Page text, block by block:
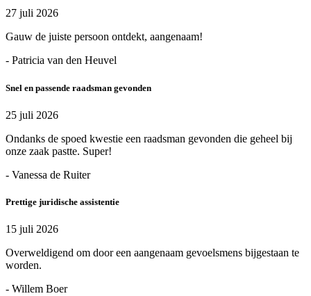
27 juli 2026
Gauw de juiste persoon ontdekt, aangenaam!
- Patricia van den Heuvel
Snel en passende raadsman gevonden
25 juli 2026
Ondanks de spoed kwestie een raadsman gevonden die geheel bij
onze zaak pastte. Super!
- Vanessa de Ruiter
Prettige juridische assistentie
15 juli 2026
Overweldigend om door een aangenaam gevoelsmens bijgestaan te
worden.
- Willem Boer